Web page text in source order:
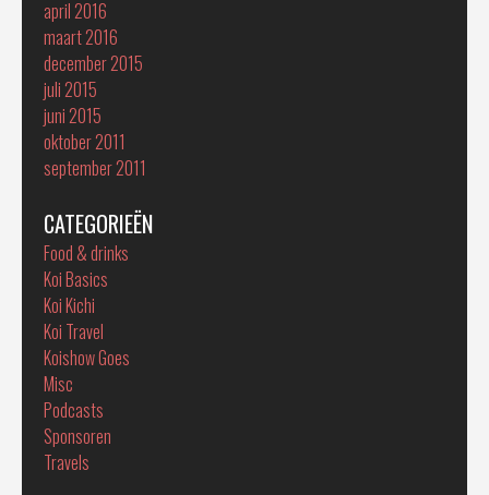
april 2016
maart 2016
december 2015
juli 2015
juni 2015
oktober 2011
september 2011
CATEGORIEËN
Food & drinks
Koi Basics
Koi Kichi
Koi Travel
Koishow Goes
Misc
Podcasts
Sponsoren
Travels